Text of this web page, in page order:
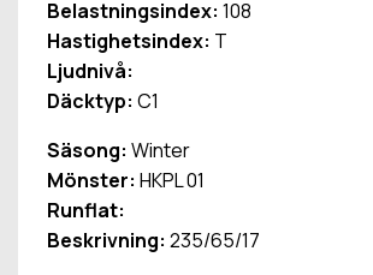
Belastningsindex: 108
Hastighetsindex: T
Ljudnivå:
Däcktyp: C1
Säsong: Winter
Mönster: HKPL 01
Runflat:
Beskrivning: 235/65/17